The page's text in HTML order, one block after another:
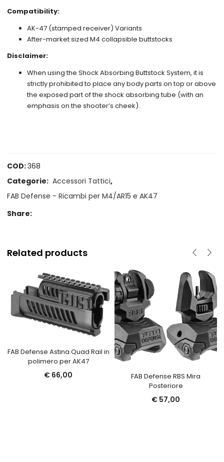
Compatibility:
AK-47 (stamped receiver) Variants
After-market sized M4 collapsible buttstocks
Disclaimer:
When using the Shock Absorbing Buttstock System, it is
strictly prohibited to place any body parts on top or above
the exposed part of the shock absorbing tube (with an
emphasis on the shooter’s cheek).
COD:368
Categorie: Accessori Tattici,
FAB Defense - Ricambi per M4/AR15 e AK47
Share:
Related products
FAB Defense Astina Quad Rail in
polimero per AK47
€ 66,00
FAB Defense RBS Mira
Posteriore
€ 57,00